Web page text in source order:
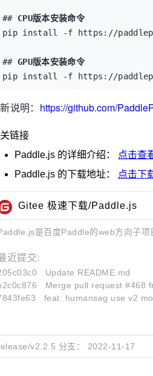
## CPU版本安装命令
pip install -f https://
## GPU版本安装命令
pip install -f https://
说明： https://github.com/
链接
Paddle.js 的详细介绍：
点击查
Paddle.js 的下载地址： 点击下
Gitee 极速下载/Paddle.js
是百度Paddle的web方向子
近提交:
Update README.md
Merge pull request #468
feat: humanseg use v2
v2.2.5 分支： 2022-11-17